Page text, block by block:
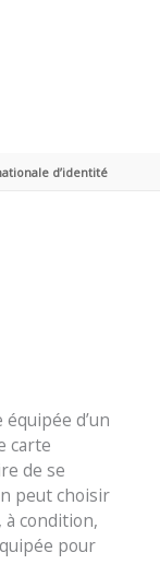
d’identité
d’un
carte
de se
peut choisir
condition,
pour